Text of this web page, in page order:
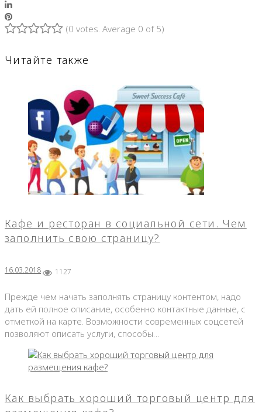
LinkedIn
Pinterest
(0 votes. Average 0 of 5)
Читайте также
Кафе и ресторан в социальной сети. Чем
заполнить свою страницу?
16.03.2018 1127
Прежде чем начать заполнять страницу контентом, надо
дать ей полное описание, особенно контактные данные, с
отметкой на карте. Возможности современных соцсетей
позволяют описать услуги, способы…
Как выбрать хороший торговый центр для